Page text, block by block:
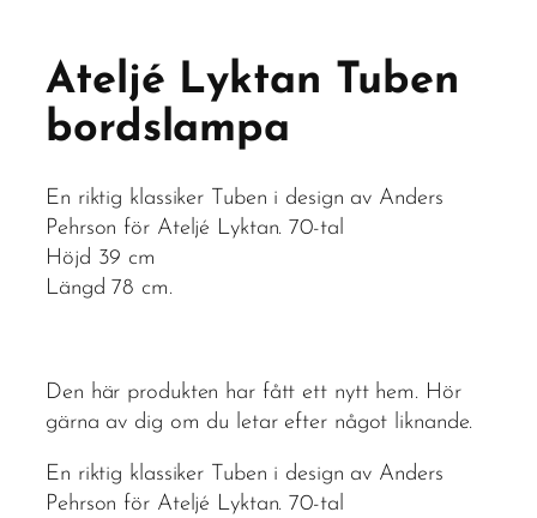
Ateljé Lyktan Tuben
bordslampa
En riktig klassiker Tuben i design av Anders
Pehrson för Ateljé Lyktan. 70-tal
Höjd 39 cm
Längd 78 cm.
Den här produkten har fått ett nytt hem. Hör
gärna av dig om du letar efter något liknande.
En riktig klassiker Tuben i design av Anders
Pehrson för Ateljé Lyktan. 70-tal